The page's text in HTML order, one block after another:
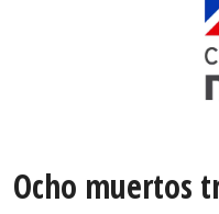
Ocho muertos